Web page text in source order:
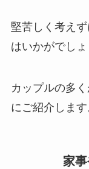
堅苦しく考え
はいかがでしょ
カップルの多
にご紹介します
家